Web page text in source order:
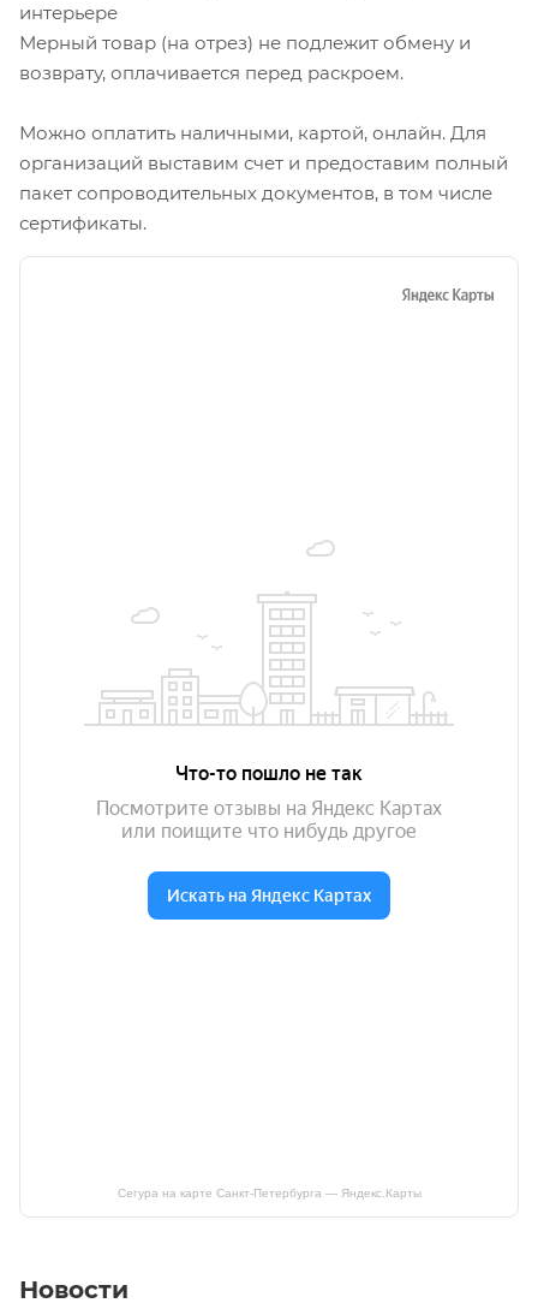
интерьере
Мерный товар (на отрез) не подлежит обмену и
возврату, оплачивается перед раскроем.
Можно оплатить наличными, картой, онлайн. Для
организаций выставим счет и предоставим полный
пакет сопроводительных документов, в том числе
сертификаты.
Сегура на карте Санкт‑Петербурга — Яндекс.Карты
Новости